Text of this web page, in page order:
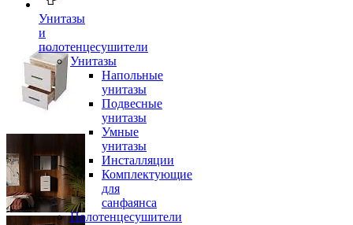
Унитазы
и
полотенцесушители
Унитазы
Напольные
унитазы
Подвесные
унитазы
Умные
унитазы
Инсталляции
Комплектующие
для
санфаянса
Полотенцесушители